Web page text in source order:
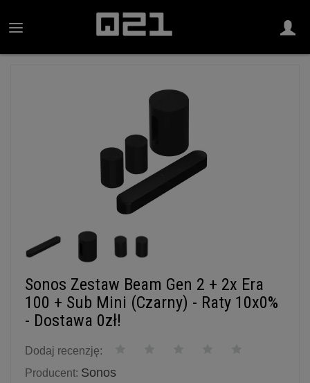
Sonos Zestaw Beam Gen 2 + 2x Era
100 + Sub Mini (Czarny) - Raty 10x0%
- Dostawa 0zł!
Dodaj recenzję:
Producent: Sonos